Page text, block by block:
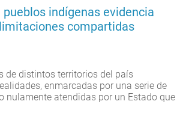
indígenas evidencia
compartidas
de distintos territorios del país
enmarcadas por una serie de
nulamente atendidas por un Estado que